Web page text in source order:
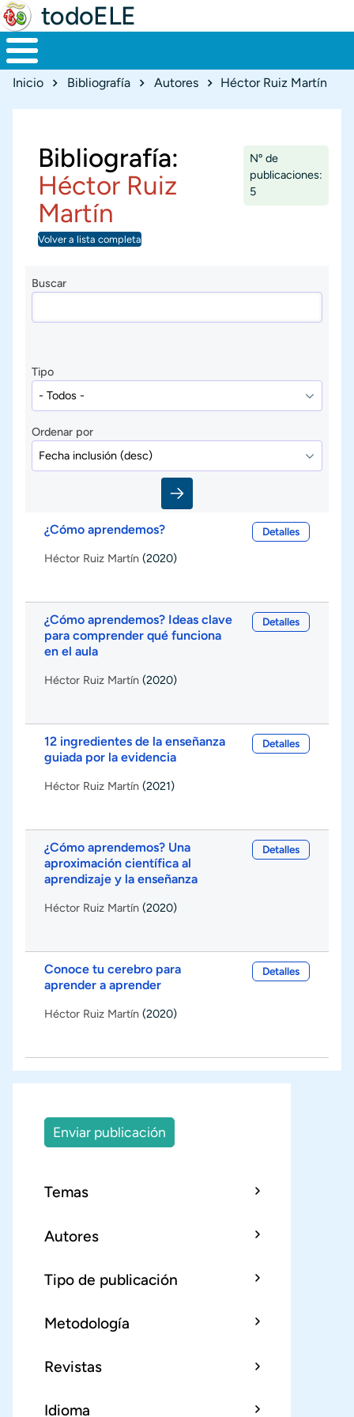
todoELE
Ruta de navegación
Inicio Bibliografía Autores Héctor Ruiz Martín
Bibliografía:
Héctor Ruiz
Martín
Nº de
publicaciones:
5
Volver a lista completa
Buscar
Tipo
Ordenar por
¿Cómo aprendemos?
Héctor Ruiz Martín (2020)
Detalles
¿Cómo aprendemos? Ideas clave
para comprender qué funciona
en el aula
Héctor Ruiz Martín (2020)
Detalles
12 ingredientes de la enseñanza
guiada por la evidencia
Héctor Ruiz Martín (2021)
Detalles
¿Cómo aprendemos? Una
aproximación científica al
aprendizaje y la enseñanza
Héctor Ruiz Martín (2020)
Detalles
Conoce tu cerebro para
aprender a aprender
Héctor Ruiz Martín (2020)
Detalles
Enviar publicación
Temas
Autores
Tipo de publicación
Metodología
Revistas
Idioma